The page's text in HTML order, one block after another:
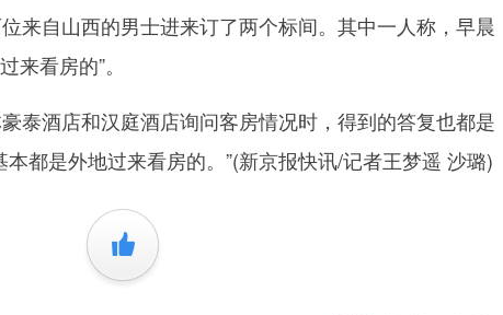
自山西的男士进来订了两个标间。其中一人称，早晨
来看房的”。
酒店和汉庭酒店询问客房情况时，得到的答复也都是
都是外地过来看房的。”(新京报快讯/记者王梦遥 沙璐)
+1